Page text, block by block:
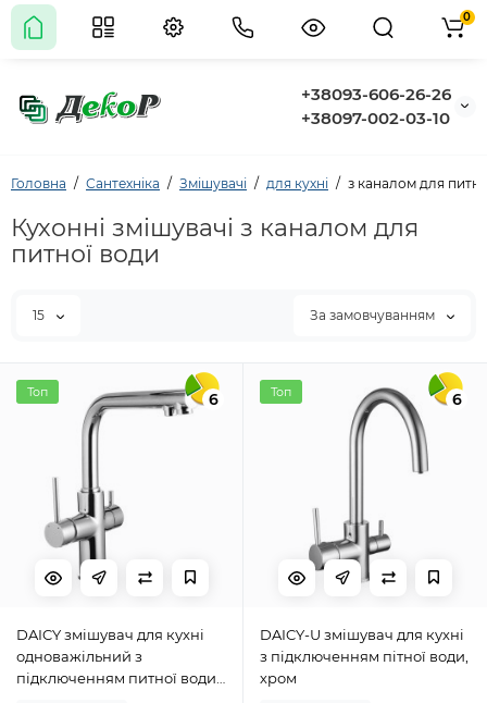
+38093-606-26-26
+38097-002-03-10
0
Головна Сантехніка Змішувачі для кухні з каналом для
Кухонні змішувачі з каналом для
питної води
15 За замовчуванням
6
Топ
DAICY змішувач для кухні
одноважільний з
підключенням питної води,
6
Топ
DAICY-U змiшувач для кухнi
з пiдключенням пiтної води,
хром